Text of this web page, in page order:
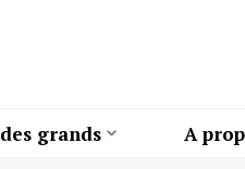
grands
A